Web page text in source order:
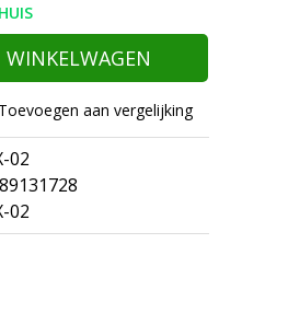
Toevoegen aan vergelijking
02
02